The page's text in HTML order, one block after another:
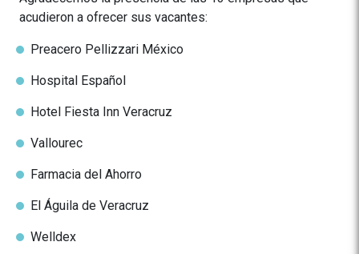
acudieron a ofrecer sus vacantes:
Preacero Pellizzari México
Hospital Español
Hotel Fiesta Inn Veracruz
Vallourec
Farmacia del Ahorro
El Águila de Veracruz
Welldex